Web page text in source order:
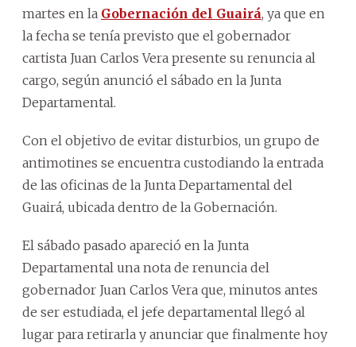
martes en la Gobernación del Guairá, ya que en
la fecha se tenía previsto que el gobernador
cartista Juan Carlos Vera presente su renuncia al
cargo, según anunció el sábado en la Junta
Departamental.
Con el objetivo de evitar disturbios, un grupo de
antimotines se encuentra custodiando la entrada
de las oficinas de la Junta Departamental del
Guairá, ubicada dentro de la Gobernación.
El sábado pasado apareció en la Junta
Departamental una nota de renuncia del
gobernador Juan Carlos Vera que, minutos antes
de ser estudiada, el jefe departamental llegó al
lugar para retirarla y anunciar que finalmente hoy